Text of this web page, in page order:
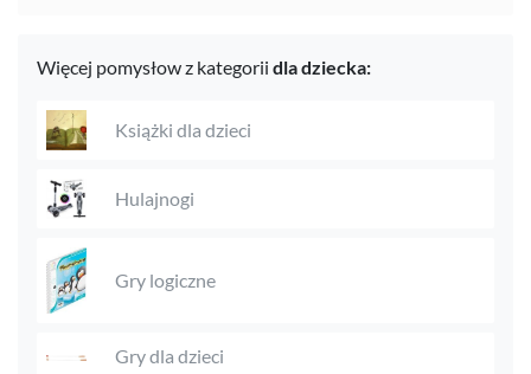
Więcej pomysłow z kategorii dla dziecka:
Książki dla dzieci
Hulajnogi
Gry logiczne
Gry dla dzieci